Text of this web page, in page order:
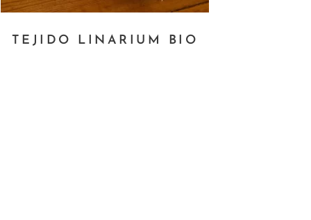
TEJIDO LINARIUM BIO